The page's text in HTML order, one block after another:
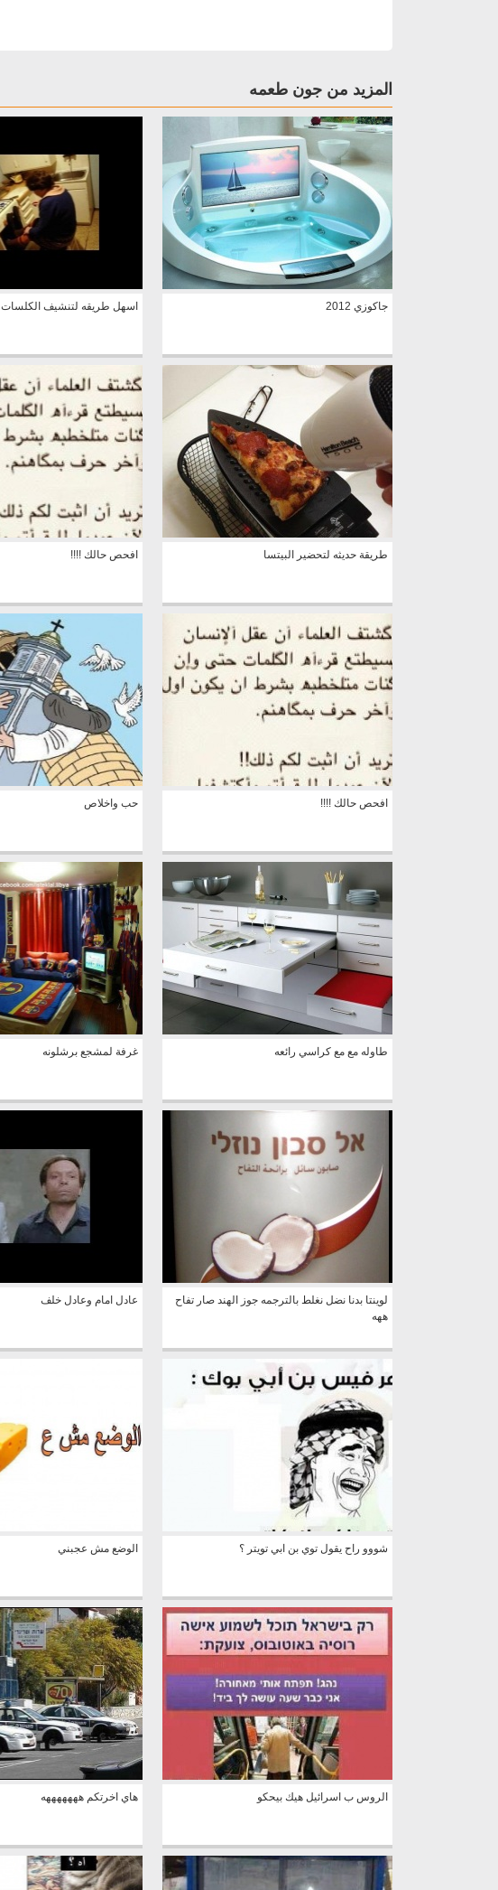
المزيد من جون طعمه
جاكوزي 2012 اسهل طريقه لتنشيف الكلسات
طريقة حديثه لتحضير البيتسا افحص حالك !!!!
افحص حالك !!!! حب واخلاص
طاوله مع مع كراسي رائعه غرفة لمشجع برشلونه
لوينتا بدنا نضل نغلط بالترجمه جوز الهند صار تفاح
ههه
عادل امام وعادل خلف
شووو راح يقول توي بن ابي تويتر ؟ الوضع مش عجبني
الروس ب اسرائيل هيك بيحكو هاي اخرتكم هههههههه